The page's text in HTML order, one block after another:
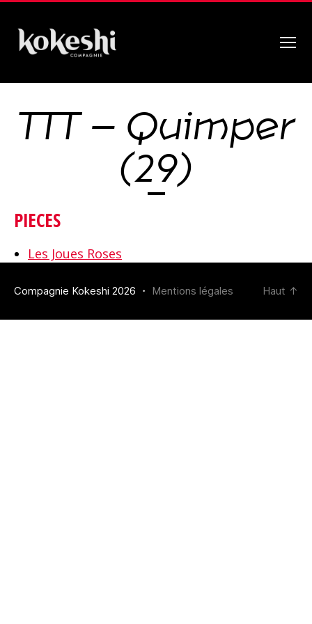
Kokeshi
TTT – Quimper
(29)
PIECES
Les Joues Roses
Compagnie Kokeshi 2026 ・ Mentions légales Haut ↑